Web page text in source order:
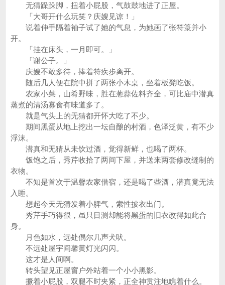
无猜跺跺脚，扭着小屁股，气鼓鼓地进了正屋。
「大哥开什么玩笑？庆嫂见谅！」
说着伸手隔着袖子试了她的气息，为她画了张符箓并小
开。
「挂在床头，一月即可。」
「谢公子。」
庆嫂不敢多待，捧着符疾步离开。
随后几人便在院中拼了两张小木桌，坐着板凳吃饭。
农家小菜，山肴野味，胜在葱蒜佐料齐全，可比庙中潜真
蒸煮的清汤寡食有味道多了。
就是气头上的无猜都开怀大吃了不少。
期间黑蛋从地上挖出一坛自酿的村酒，色泽泛黄，有不少
浮沫。
潜真和无猜从未饮过酒，觉得新鲜，也喝了两杯。
饭饱之后，秀芹收拾了两间下屋，并送来两套修改缝制的
衣物。
不知是首次于温馨农家借宿，还是喝了些酒，潜真竟无法
入睡。
想起今天无猜发着小脾气，索性披衣出门。
秀芹手巧得很，虽只目测却能将黑蛋的旧衣改得如此合
身。
月色如水，远处偶尔几声犬吠。
不远处屋宇间馨黄灯光闪闪。
这才是人间啊。
转头望见正屋窗户外站着一个小小黑影。
撅着小屁股，双腿不时夹紧，正全神贯注地瞧着什么。